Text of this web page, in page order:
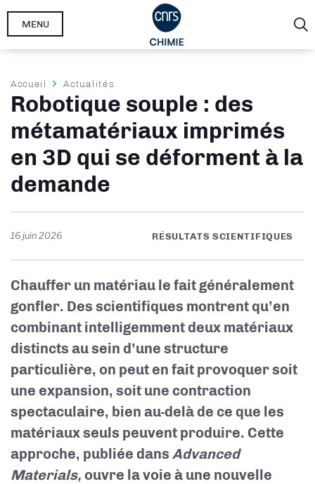
Aller
MENU
Fil
d'Ariane
Accueil Actualités
Robotique souple : des
métamatériaux imprimés
en 3D qui se déforment à la
demande
16 juin 2026 RÉSULTATS SCIENTIFIQUES
Chauffer un matériau le fait généralement
gonfler. Des scientifiques montrent qu’en
combinant intelligemment deux matériaux
distincts au sein d’une structure
particulière, on peut en fait provoquer soit
une expansion, soit une contraction
spectaculaire, bien au-delà de ce que les
matériaux seuls peuvent produire. Cette
approche, publiée dans Advanced
Materials, ouvre la voie à une nouvelle